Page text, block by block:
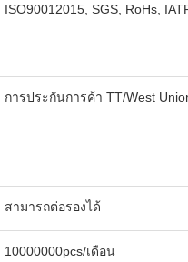
ISO90012015, SGS, RoHs,
การประกันการค้า TT/West
สามารถต่อรองได้
10000000pcs/เดือน